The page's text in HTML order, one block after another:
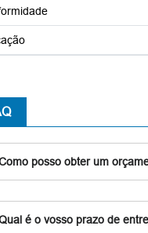
posso obter um
é o vosso prazo de